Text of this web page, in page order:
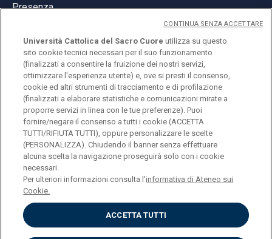
Presenza
© Università Cattolica del Sacro Cuore
Largo A. Gemelli 1, 20123 Milano
PI 02133120150
ENGLISH
Privacy
Accessibilità
Università Cattolica del Sacro Cuore utilizza su questo
sito cookie tecnici necessari per il suo funzionamento
(finalizzati a consentire la fruizione dei nostri servizi,
ottimizzare l'esperienza utente) e, ove si presti il consenso,
cookie ed altri strumenti di tracciamento e di profilazione
(finalizzati a elaborare statistiche e comunicazioni mirate a
proporre servizi in linea con le tue preferenze). Puoi
fornire/negare il consenso a tutti i cookie (ACCETTA
TUTTI/RIFIUTA TUTTI), oppure personalizzare le scelte
(PERSONALIZZA). Chiudendo il banner senza effettuare
alcuna scelta la navigazione proseguirà solo con i cookie
necessari.
Per ulteriori informazioni consulta l'informativa di Ateneo sui
Cookie.
ACCETTA TUTTI
CONTINUA SENZA ACCETTARE